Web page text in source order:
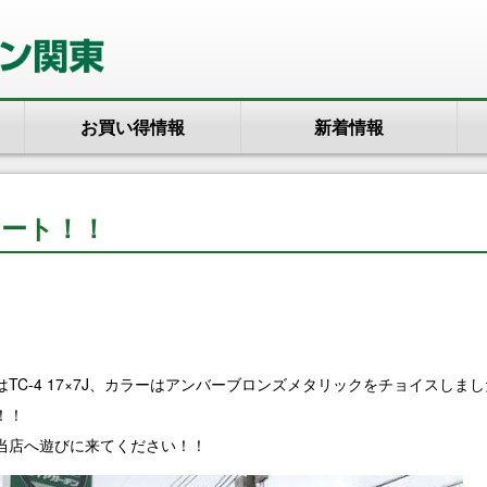
お買い得情報 新着情報
ト！！
4 17×7J、カラーはアンバーブロンズメタリックをチョイスしま
へ遊びに来てください！！